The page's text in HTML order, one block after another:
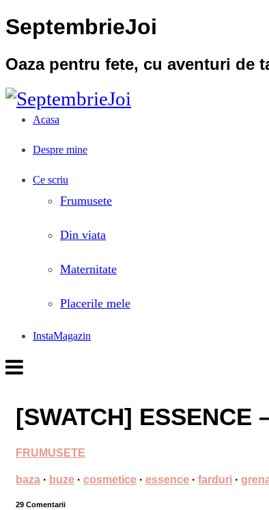
SeptembrieJoi
Oaza pentru fete, cu aventuri de
Acasa
Despre mine
Ce scriu
Frumusete
Din viata
Maternitate
Placerile mele
InstaMagazin
[SWATCH] ESSENCE
FRUMUSETE
baza · buze · cosmetice · essence · farduri ·
29 Comentarii